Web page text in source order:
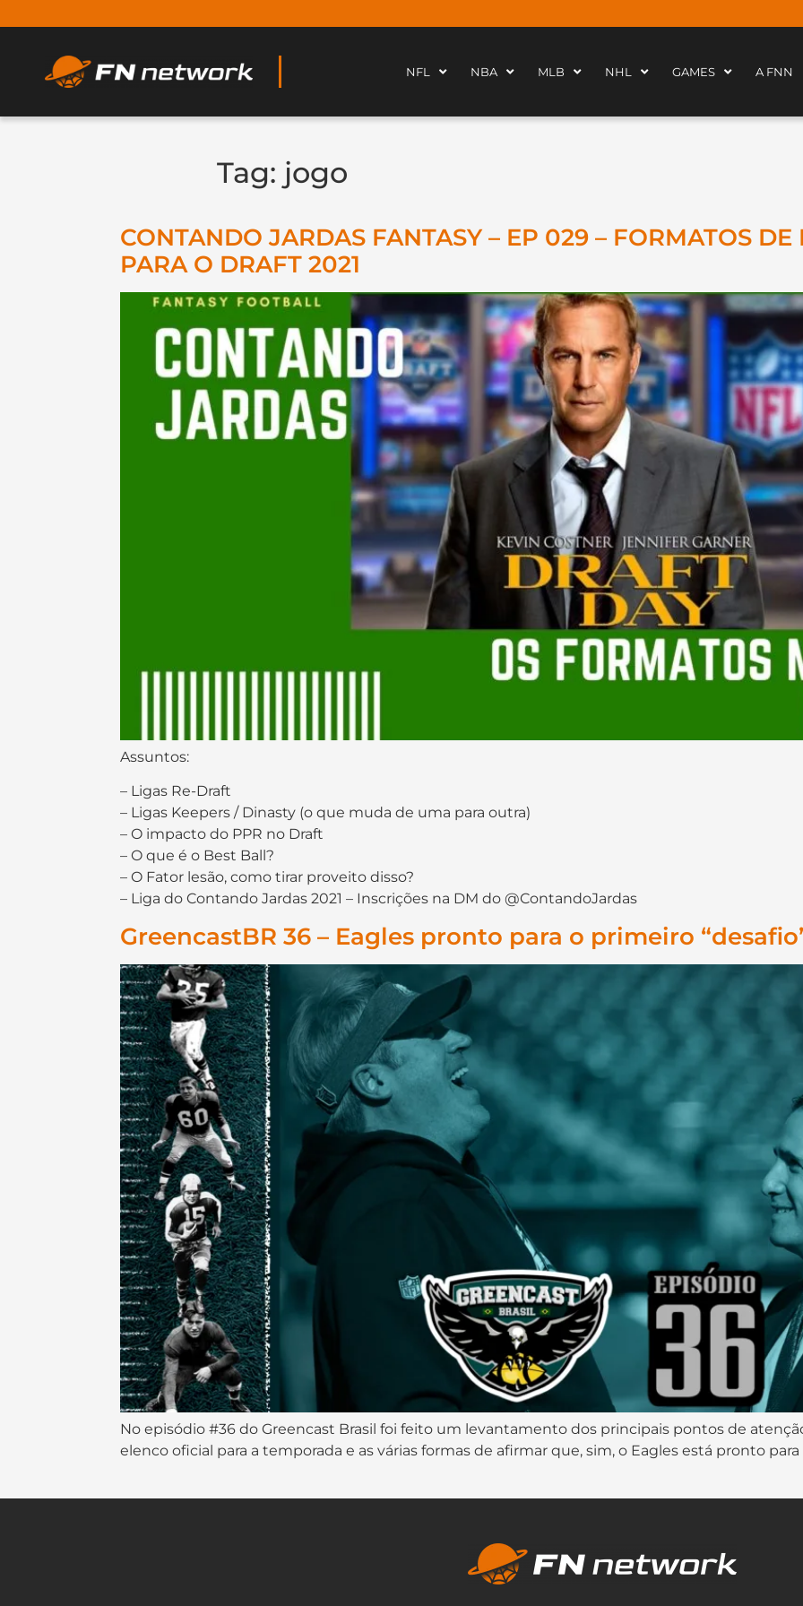
NFL NBA MLB NHL GAMES A FNN
Tag: jogo
CONTANDO JARDAS FANTASY – EP 029 – FORMATOS DE
PARA O DRAFT 2021
Assuntos:
– Ligas Re-Draft
– Ligas Keepers / Dinasty (o que muda de uma para outra)
– O impacto do PPR no Draft
– O que é o Best Ball?
– O Fator lesão, como tirar proveito disso?
– Liga do Contando Jardas 2021 – Inscrições na DM do @ContandoJardas
GreencastBR 36 – Eagles pronto para o primeiro
No episódio #36 do Greencast Brasil foi feito um levantamento dos principais pontos de
elenco oficial para a temporada e as várias formas de afirmar que, sim, o Eagles está pronto